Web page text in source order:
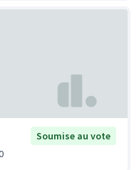
Soumise au vote